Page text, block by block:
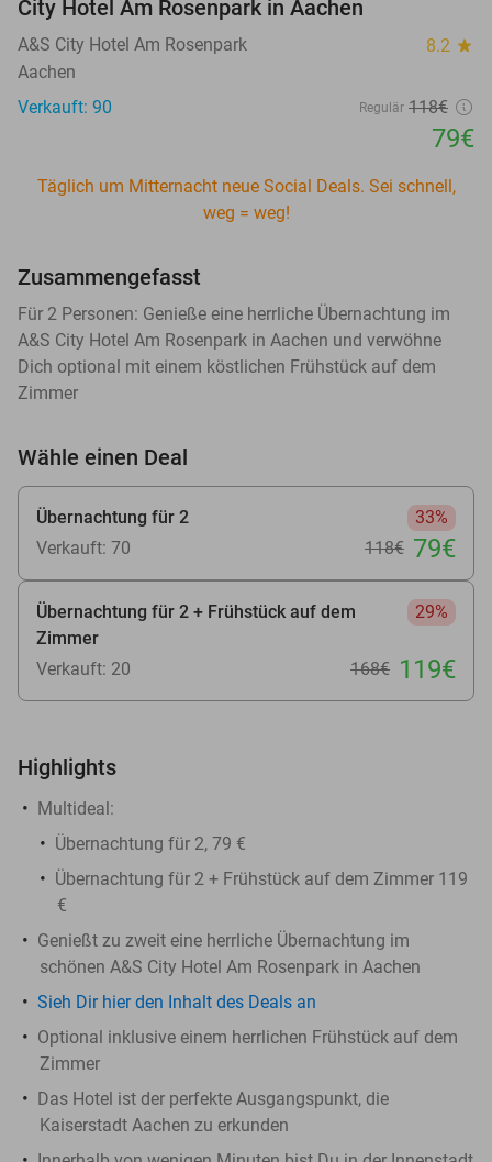
City Hotel Am Rosenpark in Aachen
A&S City Hotel Am Rosenpark 8.2 star
Aachen
Verkauft: 90
Regulär 118€
79€
Täglich um Mitternacht neue Social Deals. Sei schnell,
weg = weg!
Zusammengefasst
Für 2 Personen: Genieße eine herrliche Übernachtung im
A&S City Hotel Am Rosenpark in Aachen und verwöhne
Dich optional mit einem köstlichen Frühstück auf dem
Zimmer
Wähle einen Deal
Übernachtung für 2
33%
Verkauft: 70
118€ 79€
Übernachtung für 2 + Frühstück auf dem
Zimmer
29%
Verkauft: 20 168€ 119€
Highlights
Multideal:
Übernachtung für 2, 79 €
Übernachtung für 2 + Frühstück auf dem Zimmer 119
€
Genießt zu zweit eine herrliche Übernachtung im
schönen A&S City Hotel Am Rosenpark in Aachen
Sieh Dir hier den Inhalt des Deals an
Optional inklusive einem herrlichen Frühstück auf dem
Zimmer
Das Hotel ist der perfekte Ausgangspunkt, die
Kaiserstadt Aachen zu erkunden